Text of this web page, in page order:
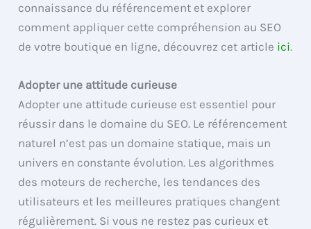
connaissance du référencement et explorer
comment appliquer cette compréhension au SEO
de votre boutique en ligne, découvrez cet article ici.
Adopter une attitude curieuse
Adopter une attitude curieuse est essentiel pour
réussir dans le domaine du SEO. Le référencement
naturel n’est pas un domaine statique, mais un
univers en constante évolution. Les algorithmes
des moteurs de recherche, les tendances des
utilisateurs et les meilleures pratiques changent
régulièrement. Si vous ne restez pas curieux et